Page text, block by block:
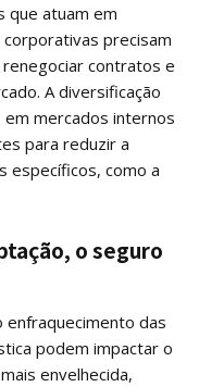
que atuam em
precisam
contratos e
A diversificação
em mercados internos
para reduzir a
específicos, como a
o seguro
enfraquecimento das
podem impactar o
envelhecida,